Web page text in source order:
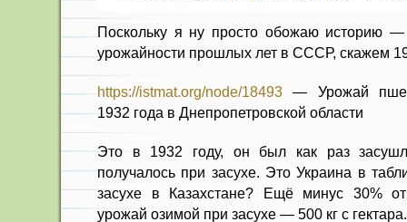
Поскольку я ну просто обожаю историю
урожайности прошлых лет в СССР, скажем
https://istmat.org/node/18493 — Урожай
1932 года в Днепропетровской области
Это в 1932 году, он был как раз
получалось при засухе. Это Украина в
засухе в Казахстане? Ещё минус 30%
урожай озимой при засухе — 500 кг с гектара.